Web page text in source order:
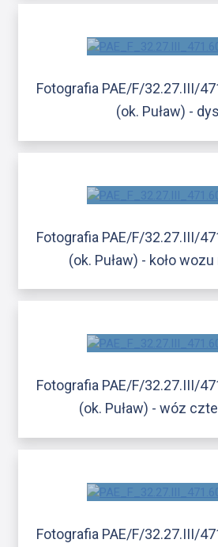
Fotografia PAE/F/32.27.III/
(ok. Puław) -
Fotografia PAE/F/32.27.III/
(ok. Puław) - koło
Fotografia PAE/F/32.27.III/
(ok. Puław) - wóz
Fotografia PAE/F/32.27.III/